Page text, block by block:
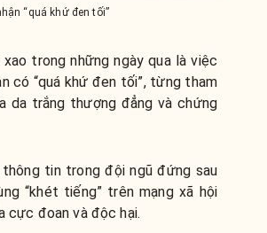
“quá khứ đen tối”
trong những ngày qua là việc
có “quá khứ đen tối”, từng tham
da trắng thượng đẳng và chứng
tin trong đội ngũ đứng sau
“khét tiếng” trên mạng xã hội
cực đoan và độc hại.